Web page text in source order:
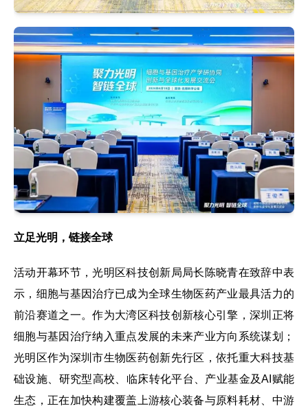
立足光明，链接全球
活动开幕环节，光明区科技创新局局长陈晓青在致辞中表
示，细胞与基因治疗已成为全球生物医药产业最具活力的
前沿赛道之一。作为大湾区科技创新核心引擎，深圳正将
细胞与基因治疗纳入重点发展的未来产业方向系统谋划；
光明区作为深圳市生物医药创新先行区，依托重大科技基
础设施、研究型高校、临床转化平台、产业基金及AI赋能
生态，正在加快构建覆盖上游核心装备与原料耗材、中游